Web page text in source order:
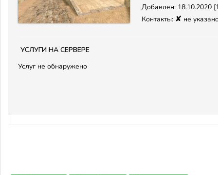
Добавлен: 18.10.2020
Контакты: ✘ не
Услуги на сервере
Услуг не обнаружено